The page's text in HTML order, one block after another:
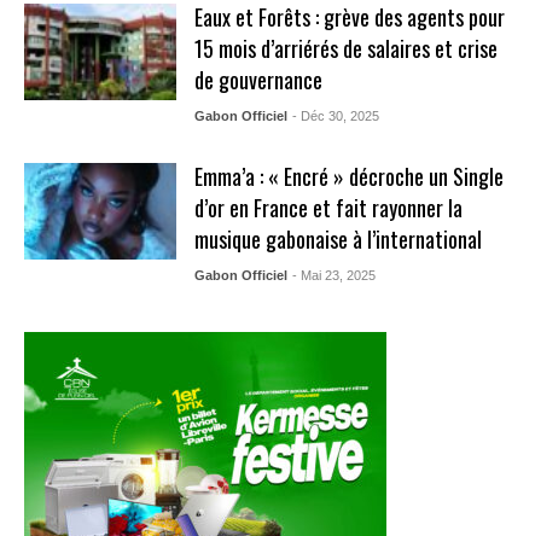
Eaux et Forêts : grève des agents pour
15 mois d’arriérés de salaires et crise
de gouvernance
Gabon Officiel - Déc 30, 2025
Emma’a : « Encré » décroche un Single
d’or en France et fait rayonner la
musique gabonaise à l’international
Gabon Officiel - Mai 23, 2025